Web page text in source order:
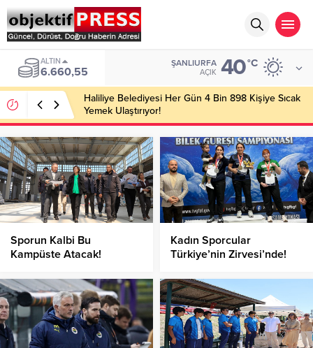
ALTIN
6.660,55
ŞANLIURFA
AÇIK 40°C
Haliliye Belediyesi Her Gün 4 Bin 898 Kişiye Sıcak
Yemek Ulaştırıyor!
Sporun Kalbi Bu
Kampüste Atacak!
Kadın Sporcular
Türkiye’nin Zirvesi’nde!